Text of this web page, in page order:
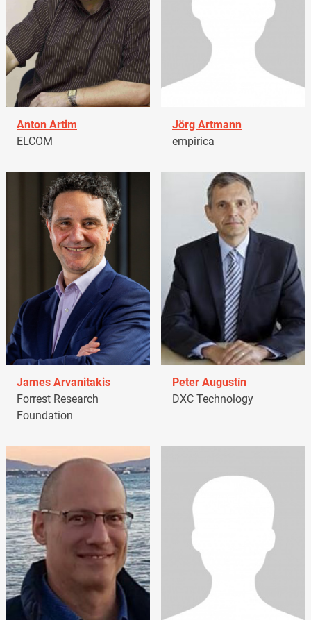
Anton Artim
ELCOM
Jörg Artmann
empirica
James Arvanitakis
Forrest Research
Foundation
Peter Augustín
DXC Technology